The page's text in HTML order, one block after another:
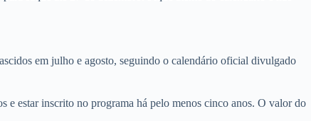
em julho e agosto, seguindo o calendário oficial divulgado
e estar inscrito no programa há pelo menos cinco anos. O valor do